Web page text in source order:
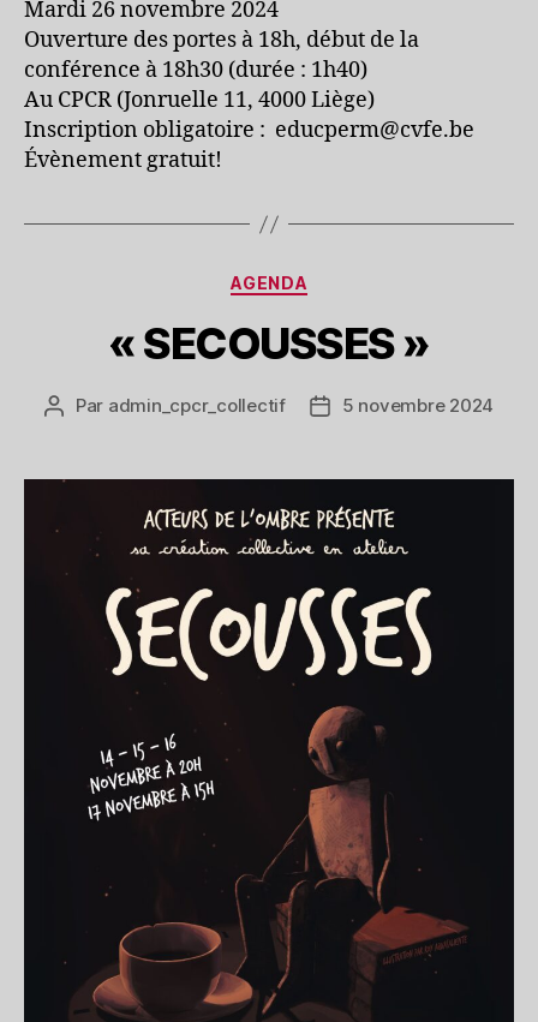
Mardi 26 novembre 2024
Ouverture des portes à 18h, début de la
conférence à 18h30 (durée : 1h40)
Au CPCR (Jonruelle 11, 4000 Liège)
Inscription obligatoire : educperm@cvfe.be
Évènement gratuit!
Catégories
AGENDA
« SECOUSSES »
Auteur
Par admin_cpcr_collectif
Date5 novembre 2024